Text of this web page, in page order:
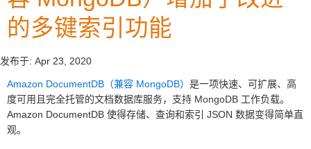
的多键索引功能
发布于: Apr 23, 2020
Amazon DocumentDB（兼容 MongoDB） 是一项快速、可扩展、高
度可用且完全托管的文档数据库服务，支持 MongoDB 工作负载。
Amazon DocumentDB 使得存储、查询和索引 JSON 数据变得简单直
观。